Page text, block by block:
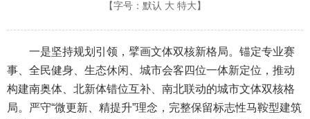
【字号： 默认 大 特大 】
一是坚持规划引领，擘画文体双核新格局。锚定专业赛
事、全民健身、生态休闲、城市会客四位一体新定位，推动
构建南奥体、北新体错位互补、南北联动的城市文体双核格
局。严守“微更新、精提升”理念，完整保留标志性马鞍型建筑